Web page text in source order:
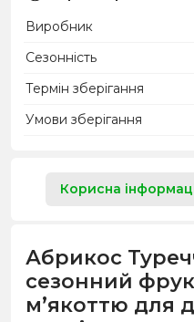
Виробник
Сезонність
Термін зберігання
Умови зберігання
Корисна
Абрикос
сезонний
м’якоттю для